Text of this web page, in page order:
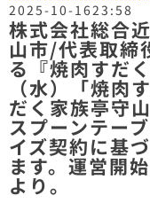
2025-10-1623:58
株式会社総合
山市/代表取締
る『焼肉すだ
（水）「焼肉
だく家族亭守
スプーンテー
イズ契約に基
ます。運営開
より。